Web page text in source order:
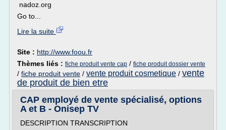
nadoz.org
Go to...
Lire la suite
Site : http://www.foou.fr
Thèmes liés : fiche produit vente cap / fiche produit dossier vente
/ fiche produit vente / vente produit cosmetique / vente
de produit de bien etre
CAP employé de vente spécialisé, options
A et B - Onisep TV
DESCRIPTION TRANSCRIPTION